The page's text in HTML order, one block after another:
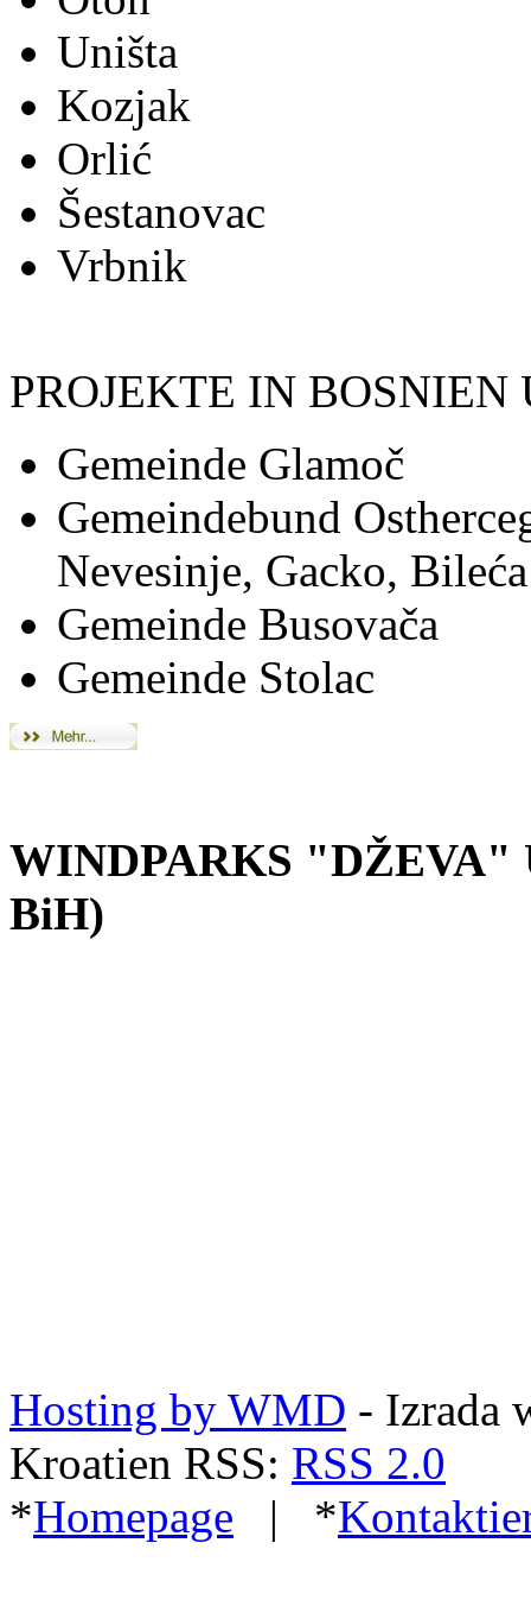
Uništa
Kozjak
Orlić
Šestanovac
Vrbnik
PROJEKTE IN
Gemeinde Glamoč
Gemeindebund
Nevesinje, Gacko,
Gemeinde Busovača
Gemeinde Stolac
WINDPARKS "DŽEVA"
BiH)
Hosting by WMD - Izrada
Kroatien RSS: RSS 2.0
*Homepage | *